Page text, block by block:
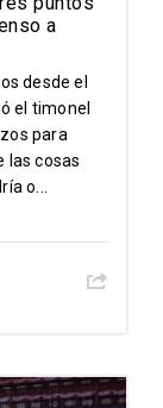
a
desde el
el timonel
para
las cosas
o...